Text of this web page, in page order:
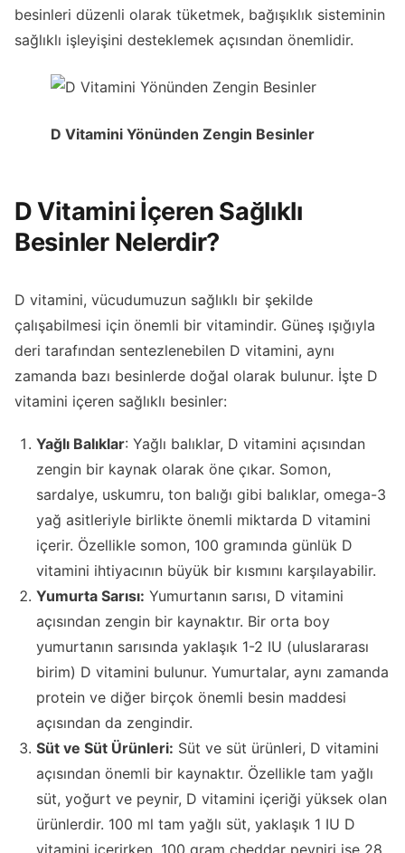
besinleri düzenli olarak tüketmek, bağışıklık sisteminin
sağlıklı işleyişini desteklemek açısından önemlidir.
D Vitamini Yönünden Zengin Besinler
D Vitamini İçeren Sağlıklı
Besinler Nelerdir?
D vitamini, vücudumuzun sağlıklı bir şekilde
çalışabilmesi için önemli bir vitamindir. Güneş ışığıyla
deri tarafından sentezlenebilen D vitamini, aynı
zamanda bazı besinlerde doğal olarak bulunur. İşte D
vitamini içeren sağlıklı besinler:
Yağlı Balıklar: Yağlı balıklar, D vitamini açısından
zengin bir kaynak olarak öne çıkar. Somon,
sardalye, uskumru, ton balığı gibi balıklar, omega-3
yağ asitleriyle birlikte önemli miktarda D vitamini
içerir. Özellikle somon, 100 gramında günlük D
vitamini ihtiyacının büyük bir kısmını karşılayabilir.
Yumurta Sarısı: Yumurtanın sarısı, D vitamini
açısından zengin bir kaynaktır. Bir orta boy
yumurtanın sarısında yaklaşık 1-2 IU (uluslararası
birim) D vitamini bulunur. Yumurtalar, aynı zamanda
protein ve diğer birçok önemli besin maddesi
açısından da zengindir.
Süt ve Süt Ürünleri: Süt ve süt ürünleri, D vitamini
açısından önemli bir kaynaktır. Özellikle tam yağlı
süt, yoğurt ve peynir, D vitamini içeriği yüksek olan
ürünlerdir. 100 ml tam yağlı süt, yaklaşık 1 IU D